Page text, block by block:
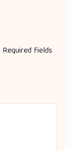
Required fields